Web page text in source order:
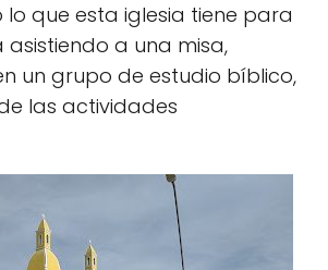
que esta iglesia tiene para
asistiendo a una misa,
un grupo de estudio bíblico,
las actividades